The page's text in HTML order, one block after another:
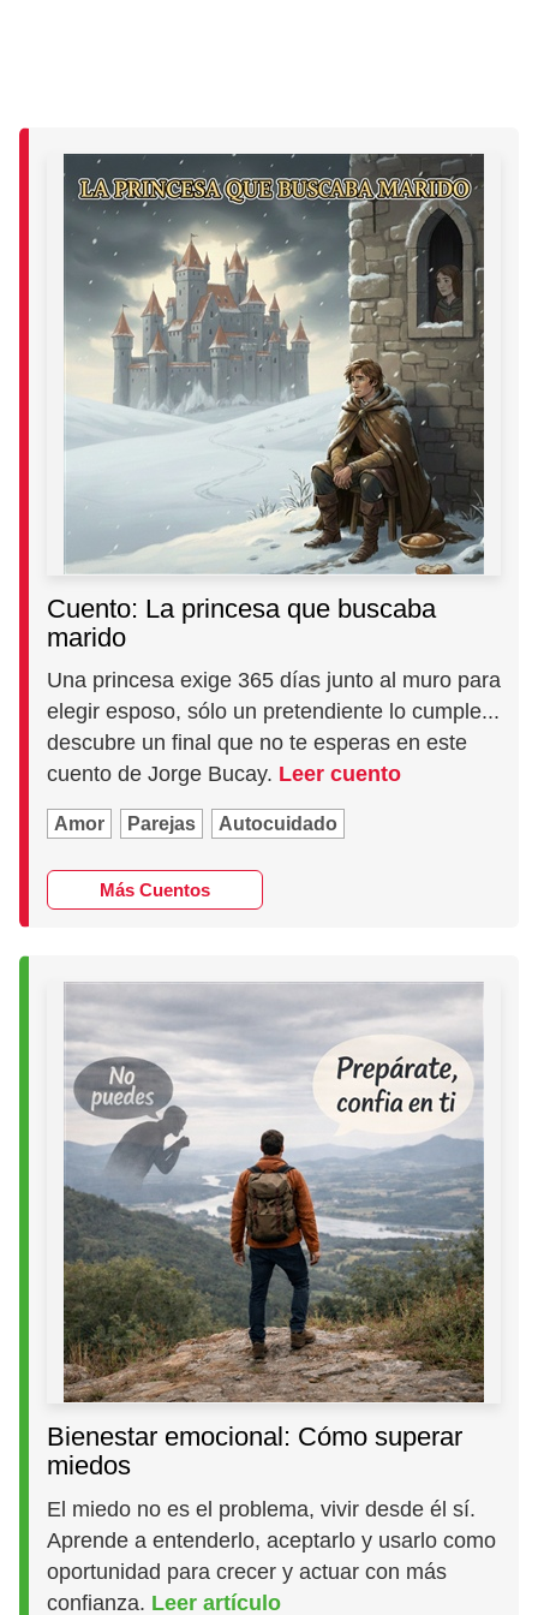
Cuento: La princesa que buscaba
marido
Una princesa exige 365 días junto al muro para
elegir esposo, sólo un pretendiente lo cumple...
descubre un final que no te esperas en este
cuento de Jorge Bucay. Leer cuento
Amor Parejas Autocuidado
Más Cuentos
Bienestar emocional: Cómo superar
miedos
El miedo no es el problema, vivir desde él sí.
Aprende a entenderlo, aceptarlo y usarlo como
oportunidad para crecer y actuar con más
confianza. Leer artículo